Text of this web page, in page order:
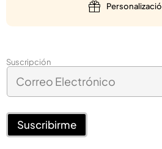
Suscripción
E
t
ó
C
r
r
o
Suscribirme